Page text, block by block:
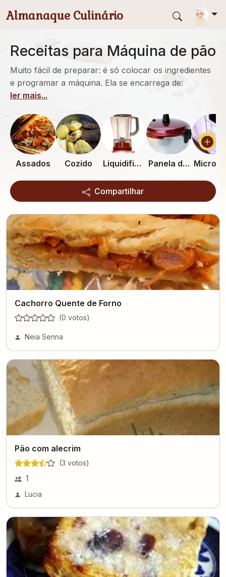
Almanaque Culinário
Receitas para Máquina de pão
Muito fácil de preparar: é só colocar os ingredientes
e programar a máquina. Ela se encarrega de:
ler mais...
Assados Cozido Liquidificador Panela de pressão
Compartilhar
Cachorro Quente de Forno
(0 votos)
Neia Senna
Pão com alecrim
(3 votos)
1
Lucia